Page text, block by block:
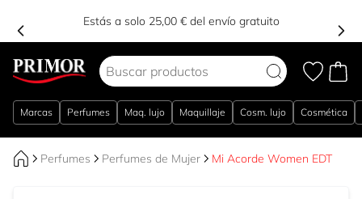
Estás a solo 25,00 € del envío gratuito
Marcas Perfumes Maq. lujo Maquillaje Cosm. lujo Cosmética
Perfumes Perfumes de Mujer Mi Acorde Women EDT